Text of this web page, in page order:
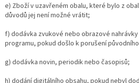
e) Zboží v uzavřeném obalu, které bylo z
důvodů jej není možné vrátit;
f) dodávka zvukové nebo obrazové
programu, pokud došlo k porušení
g) dodávka novin, periodik nebo časopisů;